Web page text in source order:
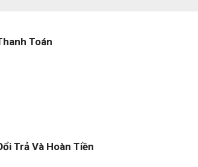
Toán
Trả Và Hoàn Tiền